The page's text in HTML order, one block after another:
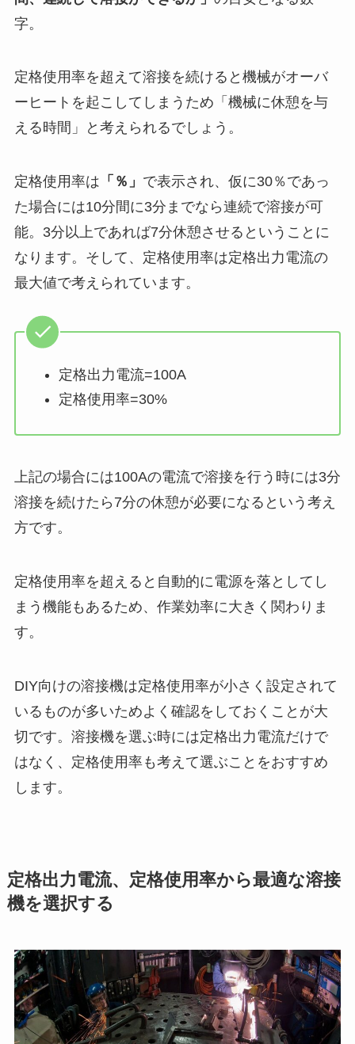
字。
定格使用率を超えて溶接を続けると機械がオーバ
ーヒートを起こしてしまうため「機械に休憩を与
える時間」と考えられるでしょう。
定格使用率は 「％」 で表示され、仮に30％であっ
た場合には10分間に3分までなら連続で溶接が可
能。3分以上であれば7分休憩させるということに
なります。そして、定格使用率は定格出力電流の
最大値で考えられています。
定格出力電流=100A
定格使用率=30%
上記の場合には100Aの電流で溶接を行う時には3分
溶接を続けたら7分の休憩が必要になるという考え
方です。
定格使用率を超えると自動的に電源を落としてし
まう機能もあるため、作業効率に大きく関わりま
す。
DIY向けの溶接機は定格使用率が小さく設定されて
いるものが多いためよく確認をしておくことが大
切です。溶接機を選ぶ時には定格出力電流だけで
はなく、定格使用率も考えて選ぶことをおすすめ
します。
定格出力電流、定格使用率から最適な溶接
機を選択する